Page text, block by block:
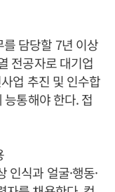
담당할 7년 이상
전공자로 대기업
업 추진 및 인수합
통해야 한다. 접
인식과 얼굴·행동·